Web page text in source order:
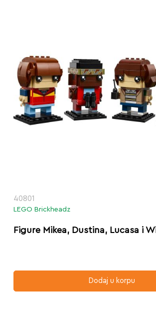
40801
LEGO Brickheadz
Figure Mikea, Dustina, Lucasa i
Dodaj u korpu